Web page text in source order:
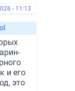
- 11:13
и его
это